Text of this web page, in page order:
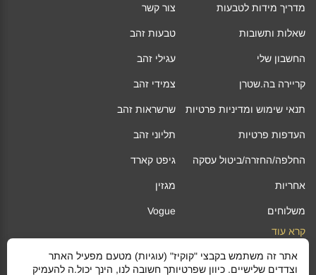
מדריך מידות לטבעות
שאלות ותשובות
החשבון שלי
קריירה בה.שטרן
תנאי שימוש ומדיניות פרטיות
העדפות פרטיות
החלפה/החזרה/ביטול עסקה
אחריות
משלוחים
צור קשר
טבעות זהב
עגילי זהב
צמידי זהב
שרשראות זהב
תליוני זהב
גיפט קארד
מגזין
Vogue
קרא עוד
כל הזכויות שמורות 2021 | מפת אתר
אתר זה משתמש בקבצי "קוקיז" (עוגיות) מטעם מפעיל האתר
וצדדים שלישיים. כיוון שפרטיותך חשובה לנו, הינך יכול.ה להעמיק